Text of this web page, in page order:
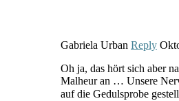
Gabriela Urban Reply
Oh ja, das hört sich aber
Malheur an … Unsere
auf die Gedulsprobe